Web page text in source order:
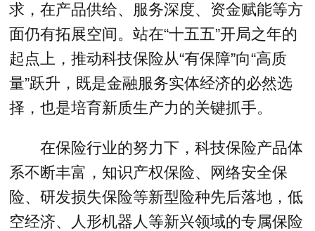
求，在产品供给、服务深度、资金赋能等方
面仍有拓展空间。站在“十五五”开局之年的
起点上，推动科技保险从“有保障”向“高质
量”跃升，既是金融服务实体经济的必然选
择，也是培育新质生产力的关键抓手。
在保险行业的努力下，科技保险产品体
系不断丰富，知识产权保险、网络安全保
险、研发损失保险等新型险种先后落地，低
空经济、人形机器人等新兴领域的专属保险